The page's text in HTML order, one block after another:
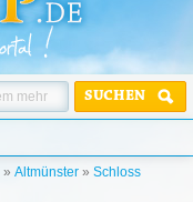
SUCHEN
» Altmünster » Schloss